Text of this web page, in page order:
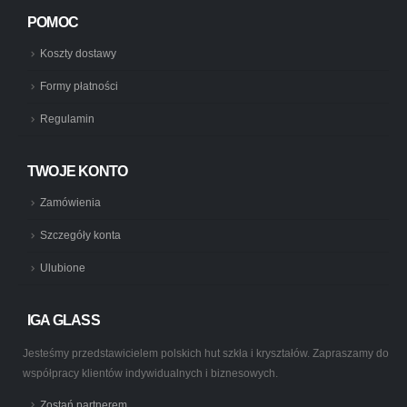
POMOC
Koszty dostawy
Formy płatności
Regulamin
TWOJE KONTO
Zamówienia
Szczegóły konta
Ulubione
IGA GLASS
Jesteśmy przedstawicielem polskich hut szkła i kryształów. Zapraszamy do
współpracy klientów indywidualnych i biznesowych.
Zostań partnerem